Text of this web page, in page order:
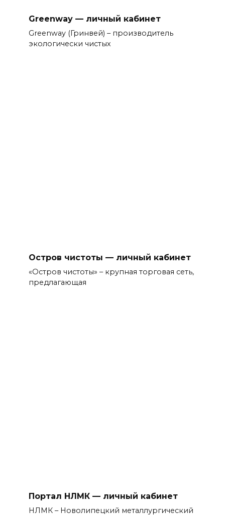
Greenway — личный кабинет
Greenway (Гринвей) – производитель
экологически чистых
Остров чистоты — личный кабинет
«Остров чистоты» – крупная торговая сеть,
предлагающая
Портал НЛМК — личный кабинет
НЛМК – Новолипецкий металлургический